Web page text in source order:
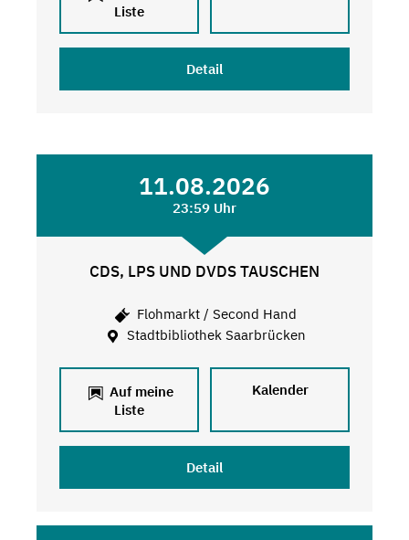
Liste
Detail
11.08.2026
23:59 Uhr
CDS, LPS UND DVDS TAUSCHEN
Flohmarkt / Second Hand
Stadtbibliothek Saarbrücken
Auf meine
Liste
Kalender
Detail